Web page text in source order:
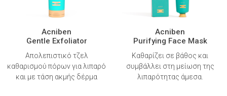
Acniben
Gentle Exfoliator
Απολεπιστικό τζελ
καθαρισμού πόρων για λιπαρό
και με τάση ακμής δέρμα
Acniben
Purifying Face Mask
Καθαρίζει σε βάθος και
συμβάλλει στη μείωση της
λιπαρότητας άμεσα.